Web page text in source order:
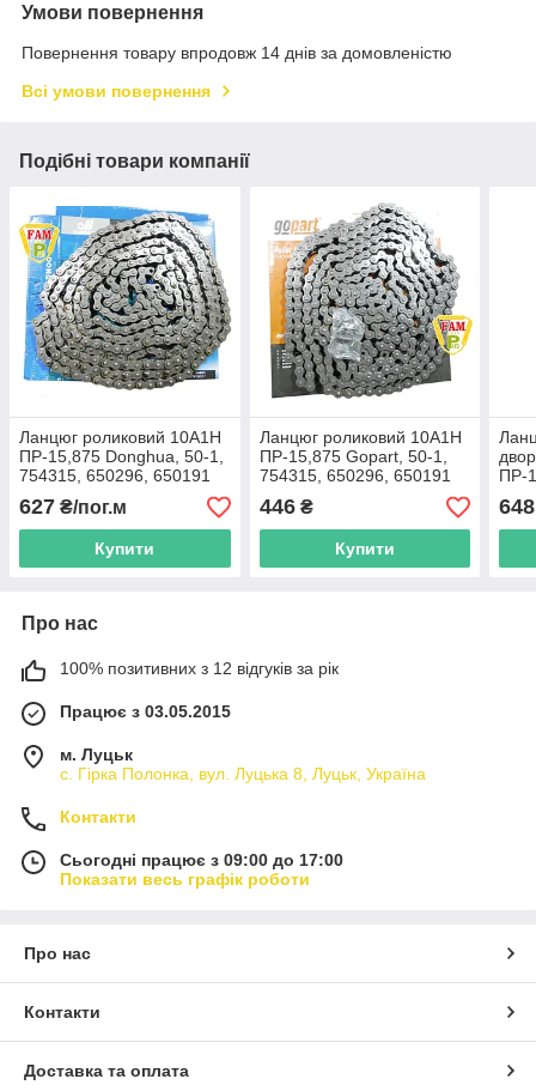
Умови повернення
Повернення товару впродовж 14 днів за домовленістю
Всі умови повернення
Подібні товари компанії
Ланцюг роликовий 10А1H
ПР-15,875 Donghua, 50-1,
754315, 650296, 650191
Claas, AH126007 John
Deree
627 ₴/пог.м
Купити
Ланцюг роликовий 10А1H
ПР-15,875 Gopart, 50-1,
754315, 650296, 650191
Claas, AH126007 John
Deree
446₴
Купити
ПР-
648
Про нас
100% позитивних з 12 відгуків за рік
Працює з 03.05.2015
м. Луцьк
с. Гірка Полонка, вул. Луцька 8, Луцьк, Україна
Контакти
Сьогодні працює з 09:00 до 17:00
Показати весь графік роботи
Про нас
Контакти
Доставка та оплата